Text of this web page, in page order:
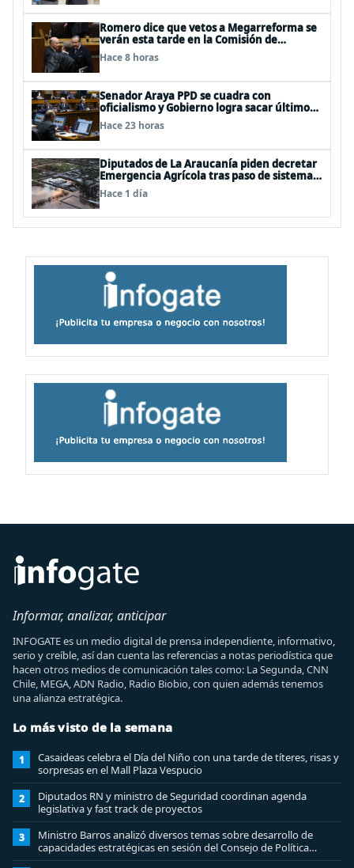
Romero dice que vetos a Megarreforma se
verán esta tarde en la Comisión de
Hacienda
Hace 8 horas
Senador Araya PPD se cuadra con
oficialismo y Gobierno logra sacar último
punto pendiente de la Megarreforma
Hace 23 horas
Diputados de La Araucanía piden decretar
Emergencia Agrícola tras paso de sistemas
frontales
Hace 1 día
Informar, analizar, anticipar
INFOGATE es un medio digital de prensa independiente, informativo,
serio y creíble, así dan cuenta las referencias a notas periodística que
hacen otros medios de comunicación tales como: La Segunda, CNN
Chile, MEGA, ADN Radio, Radio Biobio, con quien además tenemos
una alianza estratégica.
Lo más visto de la semana
1
Casaideas celebra el Día del Niño con una tarde de títeres, risas y
sorpresas en el Mall Plaza Vespucio
2
Diputados RN y ministro de Seguridad coordinan agenda
legislativa y fast track de proyectos
3
Ministro Barros analizó diversos temas sobre desarrollo de
capacidades estratégicas en sesión del Consejo de Política
Espacial